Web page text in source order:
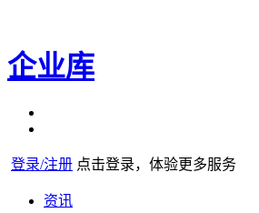
企业库
登录/注册 点击登录，体验更多服务
资讯